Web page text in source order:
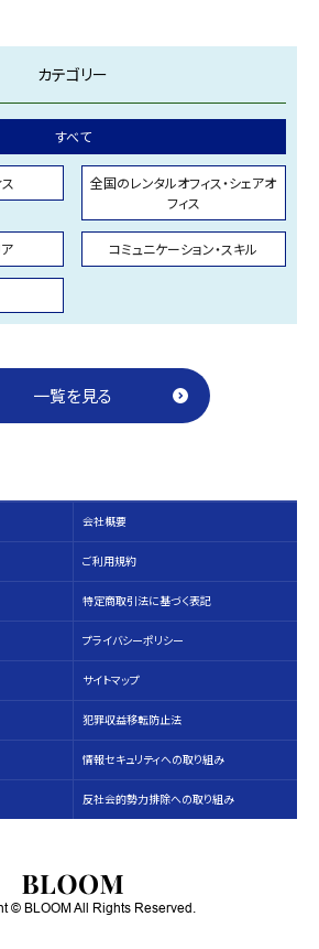
カテゴリー
すべて
全国のレンタルオフィス・シェアオ
フィス
コミュニケーション・スキル
一覧を見る
会社概要
ご利用規約
特定商取引法に基づく表記
プライバシーポリシー
サイトマップ
犯罪収益移転防止法
情報セキュリティへの取り組み
反社会的勢力排除への取り組み
© BLOOM All Rights Reserved.